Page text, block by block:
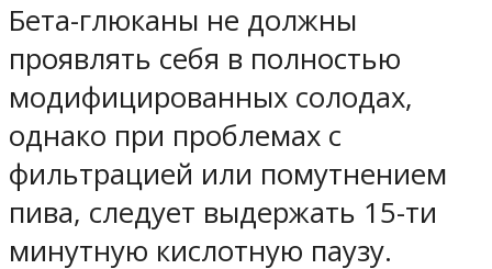
Бета-глюканы не должны
проявлять себя в полностью
модифицированных солодах,
однако при проблемах с
фильтрацией или помутнением
пива, следует выдержать 15-ти
минутную кислотную паузу.